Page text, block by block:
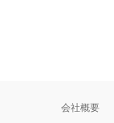
会社概要